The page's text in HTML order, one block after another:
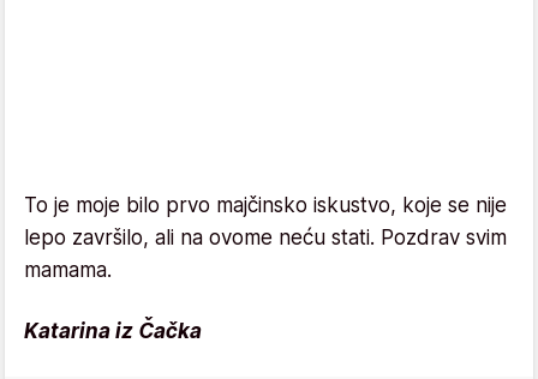
To je moje bilo prvo majčinsko iskustvo, koje se nije
lepo završilo, ali na ovome neću stati. Pozdrav svim
mamama.
Katarina iz Čačka